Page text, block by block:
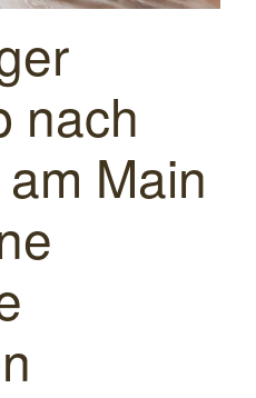
nach
Main